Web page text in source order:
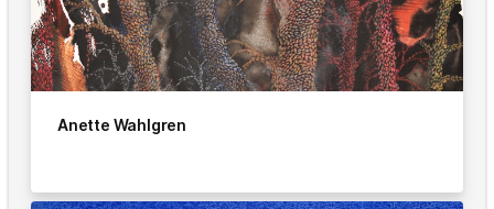
Anette Wahlgren